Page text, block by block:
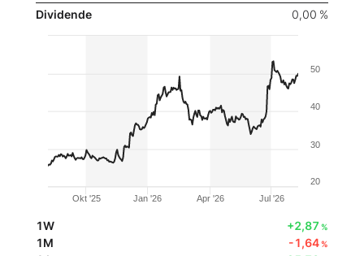
Dividende 0,00 %
Okt '25 Jan '26 Apr '26 Jul '26
20
30
40
50
1W +2,87 %
1M -1,64%